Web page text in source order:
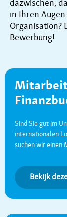
dazwischen,
in Ihren
Organisation?
Bewerbung!
Sind Sie gut im
internationalen
suchen wir einen
Bekijk